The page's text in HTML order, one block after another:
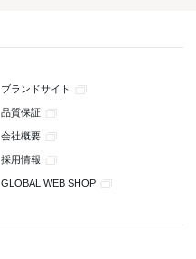
ブランドサイト
品質保証
会社概要
採用情報
GLOBAL WEB SHOP